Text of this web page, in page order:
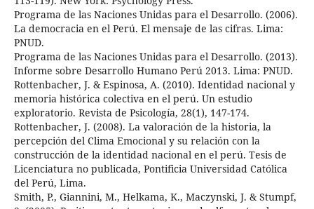
Programa de las Naciones Unidas para el Desarrollo. (2006).
La democracia en el Perú. El mensaje de las cifras. Lima:
PNUD.
Programa de las Naciones Unidas para el Desarrollo. (2013).
Informe sobre Desarrollo Humano Perú 2013. Lima: PNUD.
Rottenbacher, J. & Espinosa, A. (2010). Identidad nacional y
memoria histórica colectiva en el perú. Un estudio
exploratorio. Revista de Psicología, 28(1), 147-174.
Rottenbacher, J. (2008). La valoración de la historia, la
percepción del Clima Emocional y su relación con la
construcción de la identidad nacional en el perú. Tesis de
Licenciatura no publicada, Pontificia Universidad Católica
del Perú, Lima.
Smith, P., Giannini, M., Helkama, K., Maczynski, J. & Stumpf,